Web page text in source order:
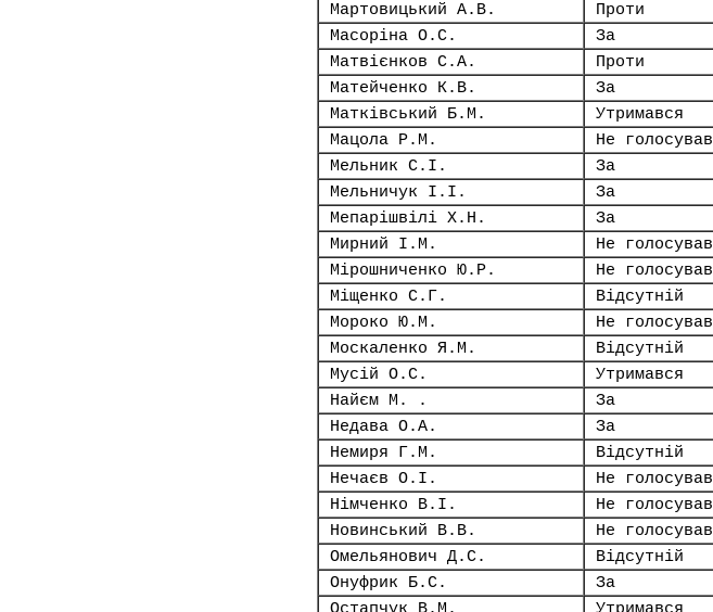
Мартовицький А.В.
Проти
Масоріна О.С.
За
Матвієнков С.А.
Проти
Матейченко К.В.
За
Матківський Б.М.
Утримався
Мацола Р.М.
Не голосував
Мельник С.І.
За
Мельничук І.І.
За
Мепарішвілі Х.Н.
За
Мирний І.М.
Не голосував
Мірошниченко Ю.Р.
Не голосував
Міщенко С.Г.
Відсутній
Мороко Ю.М.
Не голосував
Москаленко Я.М.
Відсутній
Мусій О.С.
Утримався
Найєм М. .
За
Недава О.А.
За
Немиря Г.М.
Відсутній
Нечаєв О.І.
Не голосував
Німченко В.І.
Не голосував
Новинський В.В.
Не голосував
Омельянович Д.С.
Відсутній
Онуфрик Б.С.
За